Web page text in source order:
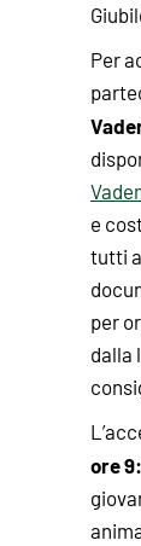
Per
e
tutti
per
dalla
ore